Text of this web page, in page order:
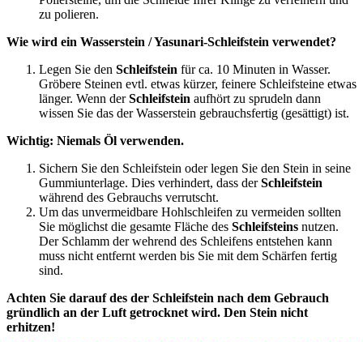
zu polieren.
Wie wird ein Wasserstein / Yasunari-Schleifstein verwendet?
Legen Sie den Schleifstein für ca. 10 Minuten in Wasser.
Gröbere Steinen evtl. etwas kürzer, feinere Schleifsteine etwas
länger. Wenn derSchleifstein aufhört zu sprudeln dann
wissen Sie das der Wasserstein gebrauchsfertig (gesättigt) ist.
Wichtig: Niemals Öl verwenden.
Sichern Sie den Schleifstein oder legen Sie den Stein in seine
Gummiunterlage. Dies verhindert, dass derSchleifstein
während des Gebrauchs verrutscht.
Um das unvermeidbare Hohlschleifen zu vermeiden sollten
Sie möglichst die gesamte Fläche des Schleifsteins nutzen.
Der Schlamm der wehrend des Schleifens entstehen kann
muss nicht entfernt werden bis Sie mit dem Schärfen fertig
sind.
Achten Sie darauf des der Schleifstein nach dem Gebrauch
gründlich an der Luft getrocknet wird. Den Stein nicht
erhitzen!